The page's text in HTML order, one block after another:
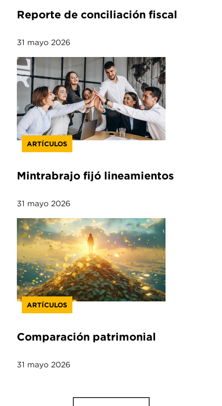
Reporte de conciliación fiscal
31 mayo 2026
ARTÍCULOS
Mintrabrajo fijó lineamientos
31 mayo 2026
ARTÍCULOS
Comparación patrimonial
31 mayo 2026